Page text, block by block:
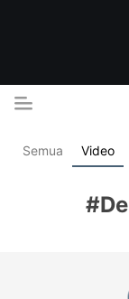
Timelines.id
Media
Semua Video